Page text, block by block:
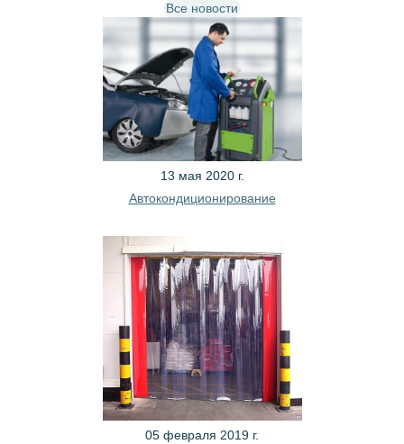
Все новости
13 мая 2020 г.
Автокондиционирование
05 февраля 2019 г.